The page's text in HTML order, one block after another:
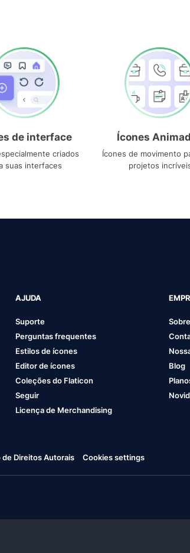
de interface
criados
suas interfaces
Ícones
Ícones de movimento
projetos
AJUDA
Suporte
Perguntas frequentes
Estilos de ícones
Editor de ícones
Coleções do Flaticon
Seguir
Licença de Merchandising
Sobre
Blog
Direitos Autorais Cookies settings